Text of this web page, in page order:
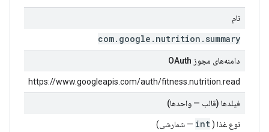
نام
com. google . nutrition . summary
دامنه‌های مجوز OAuth
https://www.googleapis.com/auth/fitness.nutrition.read
فیلدها (قالب — واحدها)
نوع غذا (
int — شمارشی)